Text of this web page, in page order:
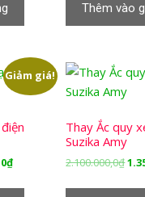
1.350.000,0₫.
Thêm vào
Giảm giá!
₫Giá
Thay Ắc quy
Suzika Amy
2.100.000,0₫Giá